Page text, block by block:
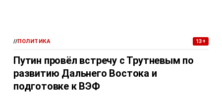
//ПОЛИТИКА 13+
Путин провёл встречу с Трутневым по
развитию Дальнего Востока и
подготовке к ВЭФ